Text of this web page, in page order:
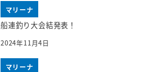
マリーナ
船連釣り大会結発表！
2024年11月4日
マリーナ